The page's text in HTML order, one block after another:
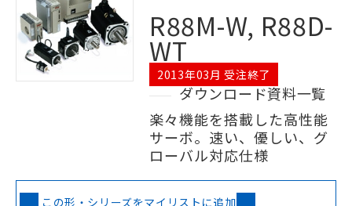
R88M-W, R88D-
WT
2013年03月 受注終了
ダウンロード資料一覧
楽々機能を搭載した高性能
サーボ。速い、優しい、グ
ローバル対応仕様
この形・シリーズをマイリストに追加